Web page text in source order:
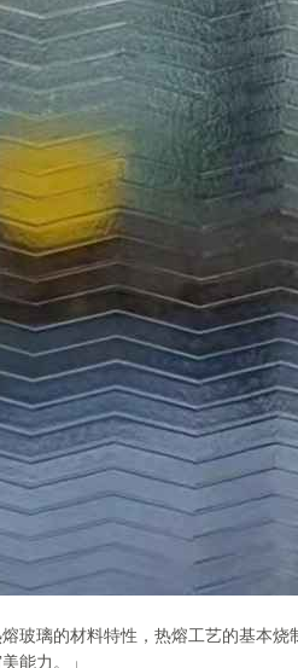
玻璃的材料特性，热熔工艺的基本
能力。」